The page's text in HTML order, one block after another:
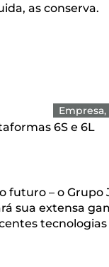
as conserva.
Empresa
6S e 6L
futuro – o Grupo
sua extensa